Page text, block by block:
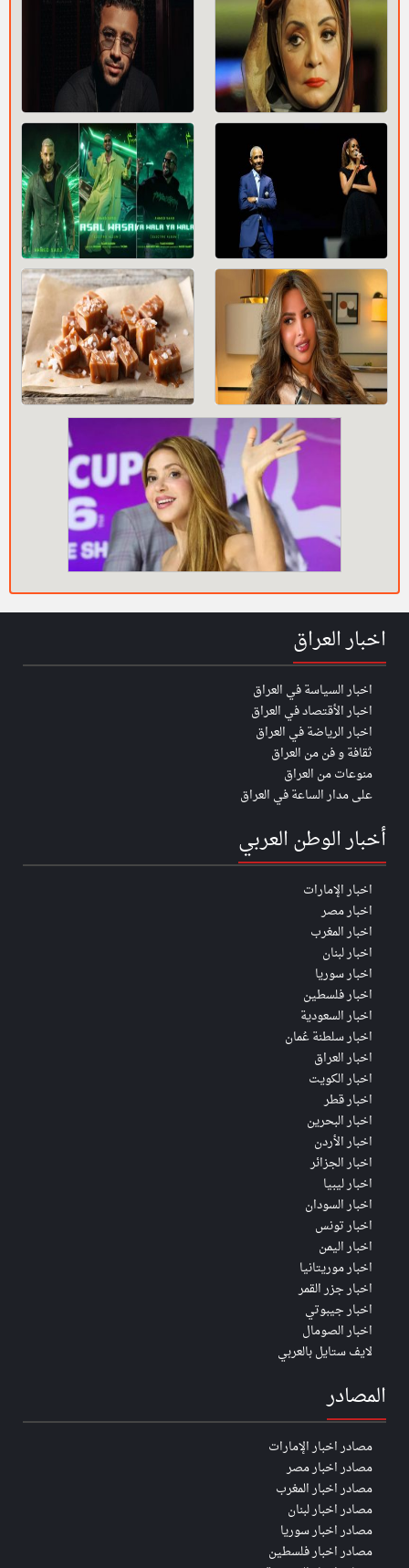
اخبار العراق
اخبار السياسة في العراق
اخبار الأقتصاد في العراق
اخبار الرياضة في العراق
ثقافة و فن من العراق
منوعات من العراق
على مدار الساعة في العراق
أخبار الوطن العربي
اخبار الإمارات
اخبار مصر
اخبار المغرب
اخبار لبنان
اخبار سوريا
اخبار فلسطين
اخبار السعودية
اخبار سلطنة عُمان
اخبار العراق
اخبار الكويت
اخبار قطر
اخبار البحرين
اخبار الأردن
اخبار الجزائر
اخبار ليبيا
اخبار السودان
اخبار تونس
اخبار اليمن
اخبار موريتانيا
اخبار جزر القمر
اخبار جيبوتي
اخبار الصومال
لايف ستايل بالعربي
المصادر
مصادر اخبار الإمارات
مصادر اخبار مصر
مصادر اخبار المغرب
مصادر اخبار لبنان
مصادر اخبار سوريا
مصادر اخبار فلسطين